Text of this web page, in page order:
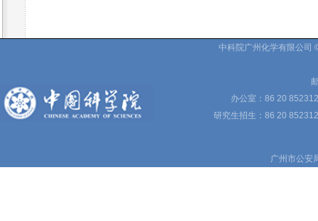
中科院广州化学有限公司
办公室：86 20
研究生招生：86 20
广州市公安